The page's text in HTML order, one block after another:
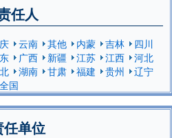
任人
云南 其他 内蒙 吉林
四川
广西 新疆 江苏 江西
河北
湖南 甘肃 福建 贵州
辽宁
全国
任单位